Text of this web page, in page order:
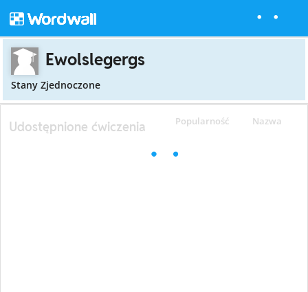
Ewolslegergs
Stany Zjednoczone
Popularność Nazwa
Udostępnione ćwiczenia